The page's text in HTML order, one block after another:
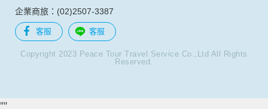
企業商旅：(02)2507-3387
客服 客服
Copyright 2023 Peace Tour Travel Service Co.,Ltd All Rights
Reserved.
""